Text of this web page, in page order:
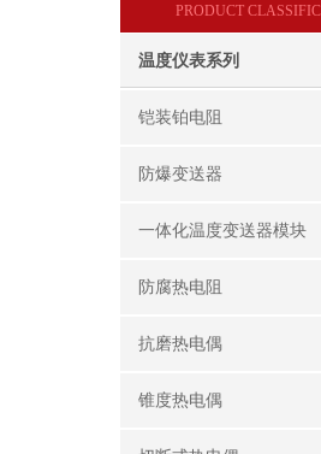
PRODUCT
温度仪表系列
铠装铂电阻
防爆变送器
一体化温度变送器模块
防腐热电阻
抗磨热电偶
锥度热电偶